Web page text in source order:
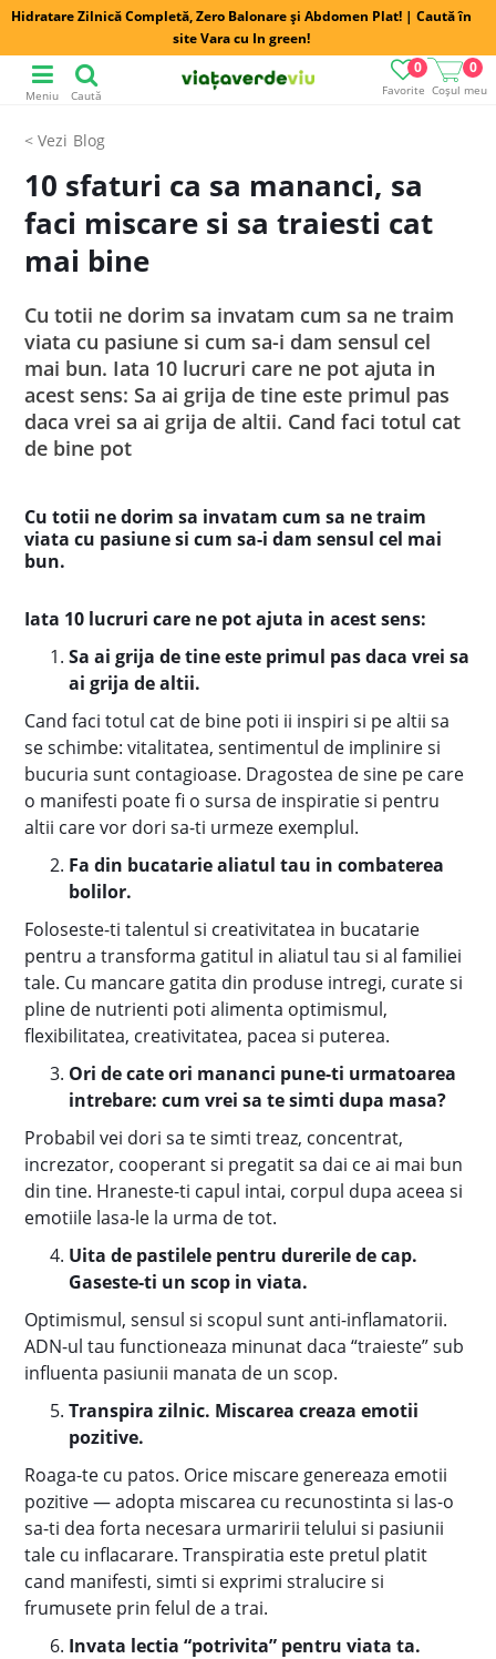
Hidratare Zilnică Completă, Zero Balonare și Abdomen Plat! | Caută în
site Vara cu In green!
Favorite
0
Coșul meu
0
Meniu Caută
Blog
10 sfaturi ca sa mananci, sa
faci miscare si sa traiesti cat
mai bine
Cu totii ne dorim sa invatam cum sa ne traim
viata cu pasiune si cum sa-i dam sensul cel
mai bun. Iata 10 lucruri care ne pot ajuta in
acest sens: Sa ai grija de tine este primul pas
daca vrei sa ai grija de altii. Cand faci totul cat
de bine pot
Cu totii ne dorim sa invatam cum sa ne traim
viata cu pasiune si cum sa-i dam sensul cel mai
bun.
Iata 10 lucruri care ne pot ajuta in acest sens:
Sa ai grija de tine este primul pas daca vrei sa
ai grija de altii.
Cand faci totul cat de bine poti ii inspiri si pe altii sa
se schimbe: vitalitatea, sentimentul de implinire si
bucuria sunt contagioase. Dragostea de sine pe care
o manifesti poate fi o sursa de inspiratie si pentru
altii care vor dori sa-ti urmeze exemplul.
Fa din bucatarie aliatul tau in combaterea
bolilor.
Foloseste-ti talentul si creativitatea in bucatarie
pentru a transforma gatitul in aliatul tau si al familiei
tale. Cu mancare gatita din produse intregi, curate si
pline de nutrienti poti alimenta optimismul,
flexibilitatea, creativitatea, pacea si puterea.
Ori de cate ori mananci pune-ti urmatoarea
intrebare: cum vrei sa te simti dupa masa?
Probabil vei dori sa te simti treaz, concentrat,
increzator, cooperant si pregatit sa dai ce ai mai bun
din tine. Hraneste-ti capul intai, corpul dupa aceea si
emotiile lasa-le la urma de tot.
Uita de pastilele pentru durerile de cap.
Gaseste-ti un scop in viata.
Optimismul, sensul si scopul sunt anti-inflamatorii.
ADN-ul tau functioneaza minunat daca “traieste” sub
influenta pasiunii manata de un scop.
Transpira zilnic. Miscarea creaza emotii
pozitive.
Roaga-te cu patos. Orice miscare genereaza emotii
pozitive — adopta miscarea cu recunostinta si las-o
sa-ti dea forta necesara urmaririi telului si pasiunii
tale cu inflacarare. Transpiratia este pretul platit
cand manifesti, simti si exprimi stralucire si
frumusete prin felul de a trai.
Invata lectia “potrivita” pentru viata ta.